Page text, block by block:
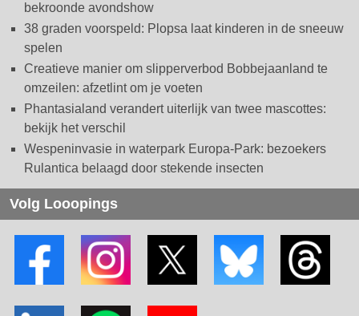
bekroonde avondshow
38 graden voorspeld: Plopsa laat kinderen in de sneeuw
spelen
Creatieve manier om slipperverbod Bobbejaanland te
omzeilen: afzetlint om je voeten
Phantasialand verandert uiterlijk van twee mascottes:
bekijk het verschil
Wespeninvasie in waterpark Europa-Park: bezoekers
Rulantica belaagd door stekende insecten
Volg Looopings